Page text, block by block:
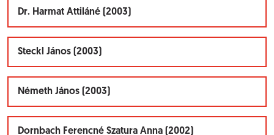
Dr. Harmat Attiláné (2003)
Steckl János (2003)
Németh János (2003)
Dornbach Ferencné Szatura Anna (2002)